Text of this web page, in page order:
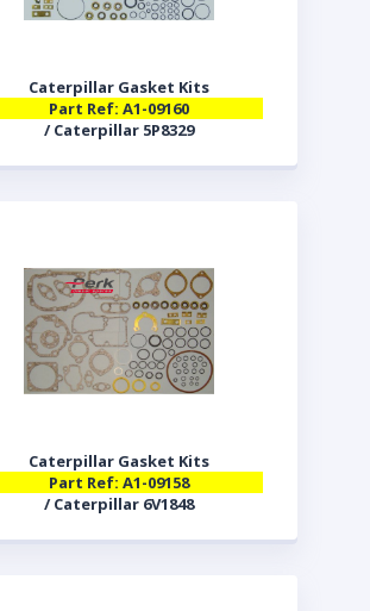
Caterpillar Gasket Kits
Part Ref: A1-09160
/ Caterpillar 5P8329
Caterpillar Gasket Kits
Part Ref: A1-09158
/ Caterpillar 6V1848